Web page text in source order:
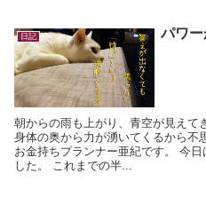
日記 パワ
朝からの雨も上がり、青空が見えて
身体の奥から力が湧いてくるから不
お金持ちプランナー亜紀です。 今
した。 これまでの半...